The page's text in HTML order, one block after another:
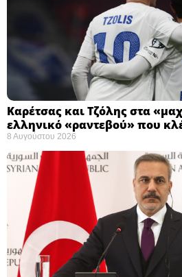
Καρέτσας και Τζόλης στα
ελληνικό «ραντεβού» που
8 Αυγούστου 2026